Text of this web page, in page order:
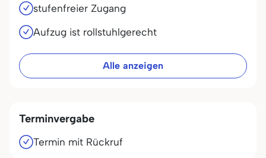
stufenfreier Zugang
Aufzug ist rollstuhlgerecht
Alle anzeigen
Terminvergabe
Termin mit Rückruf